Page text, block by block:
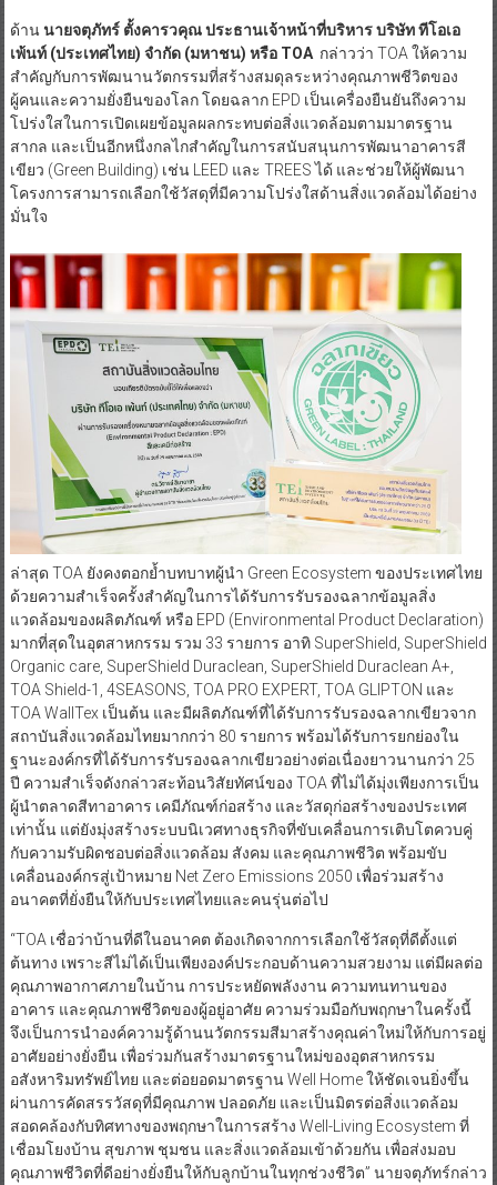
ด้านนายจตุภัทร์ ตั้งคารวคุณ ประธานเจ้าหน้าที่บริหาร บริษัท ทีโอเอ
เพ้นท์ (ประเทศไทย) จำกัด (มหาชน) หรือTOA กล่าวว่า TOA ให้ความ
สำคัญกับการพัฒนานวัตกรรมที่สร้างสมดุลระหว่างคุณภาพชีวิตของ
ผู้คนและความยั่งยืนของโลก โดยฉลาก EPD เป็นเครื่องยืนยันถึงความ
โปร่งใสในการเปิดเผยข้อมูลผลกระทบต่อสิ่งแวดล้อมตามมาตรฐาน
สากล และเป็นอีกหนึ่งกลไกสำคัญในการสนับสนุนการพัฒนาอาคารสี
เขียว (Green Building) เช่น LEED และ TREES ได้ และช่วยให้ผู้พัฒนา
โครงการสามารถเลือกใช้วัสดุที่มีความโปร่งใสด้านสิ่งแวดล้อมได้อย่าง
มั่นใจ
ล่าสุด TOA ยังคงตอกย้ำบทบาทผู้นำ Green Ecosystem ของประเทศไทย
ด้วยความสำเร็จครั้งสำคัญในการได้รับการรับรองฉลากข้อมูลสิ่ง
แวดล้อมของผลิตภัณฑ์ หรือ EPD (Environmental Product Declaration)
มากที่สุดในอุตสาหกรรม รวม 33 รายการ อาทิ SuperShield, SuperShield
Organic care, SuperShield Duraclean, SuperShield Duraclean A+,
TOA Shield-1, 4SEASONS, TOA PRO EXPERT, TOA GLIPTON และ
TOA WallTex เป็นต้น และมีผลิตภัณฑ์ที่ได้รับการรับรองฉลากเขียวจาก
สถาบันสิ่งแวดล้อมไทยมากกว่า 80 รายการ พร้อมได้รับการยกย่องใน
ฐานะองค์กรที่ได้รับการรับรองฉลากเขียวอย่างต่อเนื่องยาวนานกว่า 25
ปี ความสำเร็จดังกล่าวสะท้อนวิสัยทัศน์ของ TOA ที่ไม่ได้มุ่งเพียงการเป็น
ผู้นำตลาดสีทาอาคาร เคมีภัณฑ์ก่อสร้าง และวัสดุก่อสร้างของประเทศ
เท่านั้น แต่ยังมุ่งสร้างระบบนิเวศทางธุรกิจที่ขับเคลื่อนการเติบโตควบคู่
กับความรับผิดชอบต่อสิ่งแวดล้อม สังคม และคุณภาพชีวิต พร้อมขับ
เคลื่อนองค์กรสู่เป้าหมาย Net Zero Emissions 2050 เพื่อร่วมสร้าง
อนาคตที่ยั่งยืนให้กับประเทศไทยและคนรุ่นต่อไป
“TOA เชื่อว่าบ้านที่ดีในอนาคต ต้องเกิดจากการเลือกใช้วัสดุที่ดีตั้งแต่
ต้นทาง เพราะสีไม่ได้เป็นเพียงองค์ประกอบด้านความสวยงาม แต่มีผลต่อ
คุณภาพอากาศภายในบ้าน การประหยัดพลังงาน ความทนทานของ
อาคาร และคุณภาพชีวิตของผู้อยู่อาศัย ความร่วมมือกับพฤกษาในครั้งนี้
จึงเป็นการนำองค์ความรู้ด้านนวัตกรรมสีมาสร้างคุณค่าใหม่ให้กับการอยู่
อาศัยอย่างยั่งยืน เพื่อร่วมกันสร้างมาตรฐานใหม่ของอุตสาหกรรม
อสังหาริมทรัพย์ไทย และต่อยอดมาตรฐาน Well Home ให้ชัดเจนยิ่งขึ้น
ผ่านการคัดสรรวัสดุที่มีคุณภาพ ปลอดภัย และเป็นมิตรต่อสิ่งแวดล้อม
สอดคล้องกับทิศทางของพฤกษาในการสร้าง Well-Living Ecosystem ที่
เชื่อมโยงบ้าน สุขภาพ ชุมชน และสิ่งแวดล้อมเข้าด้วยกัน เพื่อส่งมอบ
คุณภาพชีวิตที่ดีอย่างยั่งยืนให้กับลูกบ้านในทุกช่วงชีวิต” นายจตุภัทร์กล่าว